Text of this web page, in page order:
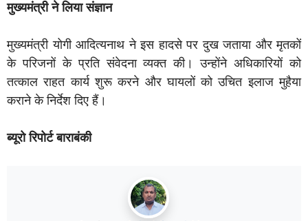
मुख्यमंत्री ने लिया संज्ञान
मुख्यमंत्री योगी आदित्यनाथ ने इस हादसे पर दुख जताया और मृतकों
के परिजनों के प्रति संवेदना व्यक्त की। उन्होंने अधिकारियों को
तत्काल राहत कार्य शुरू करने और घायलों को उचित इलाज मुहैया
कराने के निर्देश दिए हैं।
ब्यूरो रिपोर्ट बाराबंकी